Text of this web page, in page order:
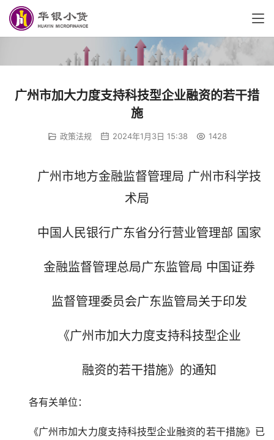
广州市加大力度支持科技型企业融资的若干措
施
政策法规 2024年1月3日 15:38 1428
广州市地方金融监督管理局 广州市科学技
术局
中国人民银行广东省分行营业管理部 国家
金融监督管理总局广东监管局 中国证券
监督管理委员会广东监管局关于印发
《广州市加大力度支持科技型企业
融资的若干措施》的通知
各有关单位：
《广州市加大力度支持科技型企业融资的若干措施》已